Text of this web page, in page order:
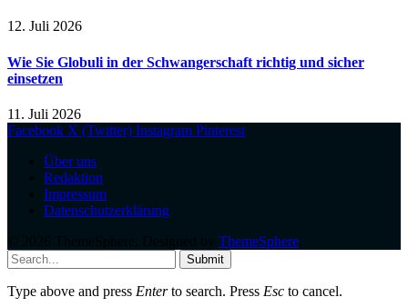
12. Juli 2026
Wie Sie Globuli in der Schwangerschaft richtig und sicher
einsetzen
11. Juli 2026
Facebook X (Twitter) Instagram Pinterest
Über uns
Redaktion
Impressum
Datenschutzerklärung
ThemeSphere
Submit
Type above and press Enterto search. Press Esc to cancel.